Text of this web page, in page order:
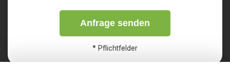
Anfrage senden
* Pflichtfelder